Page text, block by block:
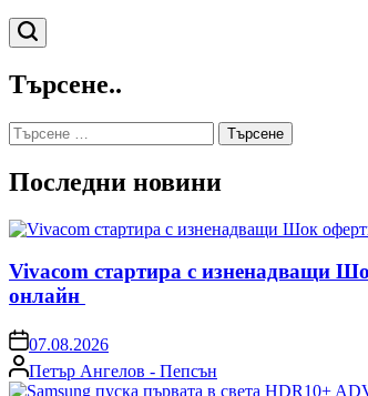
Търсене
Търсене..
Търсене
за:
Последни новини
Vivacom стартира с изненадващи
онлайн
on07.08.2026
Posted
by
Петър Ангелов - Пепсън